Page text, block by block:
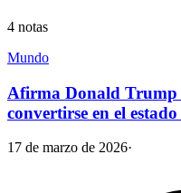
4 notas
Mundo
Afirma Donald Trump
convertirse en el
17 de marzo de 2026·